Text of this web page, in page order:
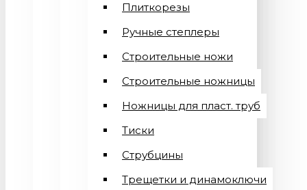
Плиткорезы
Ручные степлеры
Строительные ножи
Строительные ножницы
Ножницы для пласт. труб
Тиски
Струбцины
Трещетки и динамоключи